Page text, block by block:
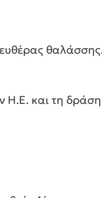
θαλάσσης.
Η.Ε. και τη